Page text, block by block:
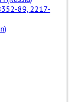
89, 2217-